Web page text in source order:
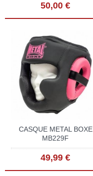
50,00 €
CASQUE METAL BOXE
MB229F
49,99 €